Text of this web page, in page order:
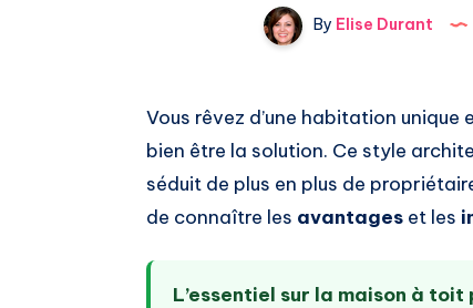
By Elise Durant
Vous rêvez d’une habitation unique
bien être la solution. Ce style
séduit de plus en plus de
de connaître les avantages et les
L’essentiel sur la maison à toit